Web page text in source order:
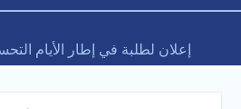
#إعلان لطلبة في إطار الأيام